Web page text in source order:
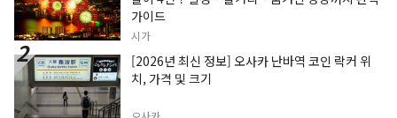
가이드
시가
[2026년 최신 정보] 오사카 난바역 코인 락커 위
치, 가격 및 크기